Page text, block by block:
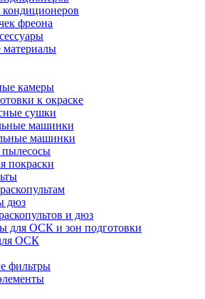
фреона
материалы
камеры
к окраске
сушки
машинки
машинки
покраски
дюз
и дюз
для ОСК и зон подготовки
ОСК
фильтры